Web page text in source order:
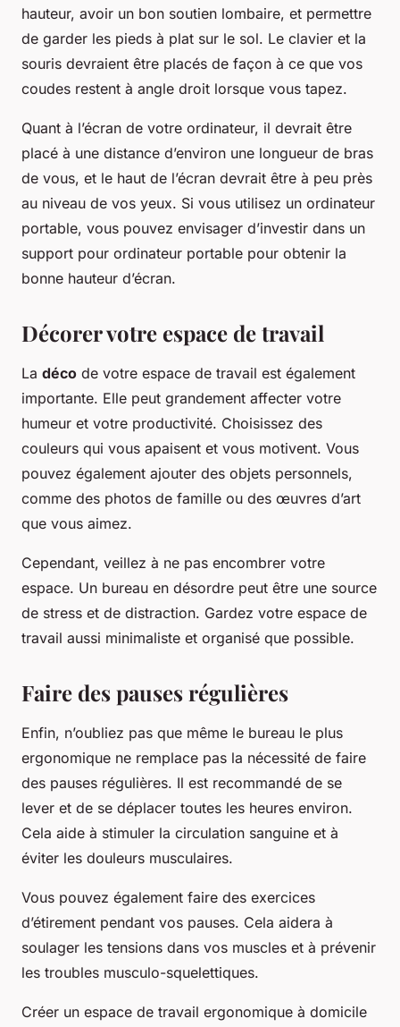
hauteur, avoir un bon soutien lombaire, et permettre
de garder les pieds à plat sur le sol. Le clavier et la
souris devraient être placés de façon à ce que vos
coudes restent à angle droit lorsque vous tapez.
Quant à l’écran de votre ordinateur, il devrait être
placé à une distance d’environ une longueur de bras
de vous, et le haut de l’écran devrait être à peu près
au niveau de vos yeux. Si vous utilisez un ordinateur
portable, vous pouvez envisager d’investir dans un
support pour ordinateur portable pour obtenir la
bonne hauteur d’écran.
Décorer votre espace de travail
La déco de votre espace de travail est également
importante. Elle peut grandement affecter votre
humeur et votre productivité. Choisissez des
couleurs qui vous apaisent et vous motivent. Vous
pouvez également ajouter des objets personnels,
comme des photos de famille ou des œuvres d’art
que vous aimez.
Cependant, veillez à ne pas encombrer votre
espace. Un bureau en désordre peut être une source
de stress et de distraction. Gardez votre espace de
travail aussi minimaliste et organisé que possible.
Faire des pauses régulières
Enfin, n’oubliez pas que même le bureau le plus
ergonomique ne remplace pas la nécessité de faire
des pauses régulières. Il est recommandé de se
lever et de se déplacer toutes les heures environ.
Cela aide à stimuler la circulation sanguine et à
éviter les douleurs musculaires.
Vous pouvez également faire des exercices
d’étirement pendant vos pauses. Cela aidera à
soulager les tensions dans vos muscles et à prévenir
les troubles musculo-squelettiques.
Créer un espace de travail ergonomique à domicile